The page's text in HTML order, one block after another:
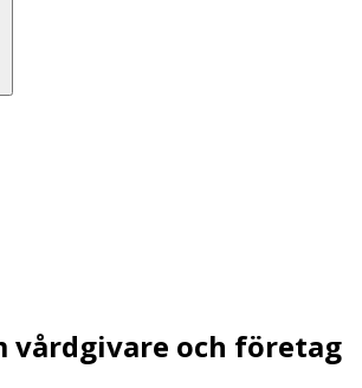
vårdgivare och företag